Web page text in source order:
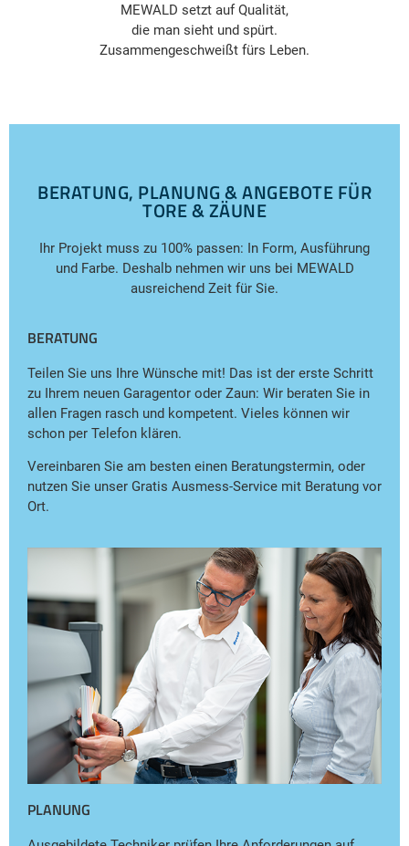
MEWALD setzt auf Qualität,
die man sieht und spürt.
Zusammengeschweißt fürs Leben.
BERATUNG, PLANUNG & ANGEBOTE FÜR
TORE & ZÄUNE
Ihr Projekt muss zu 100% passen: In Form, Ausführung
und Farbe. Deshalb nehmen wir uns bei MEWALD
ausreichend Zeit für Sie.
BERATUNG
Teilen Sie uns Ihre Wünsche mit! Das ist der erste Schritt
zu Ihrem neuen Garagentor oder Zaun: Wir beraten Sie in
allen Fragen rasch und kompetent. Vieles können wir
schon per Telefon klären.
Vereinbaren Sie am besten einen Beratungstermin, oder
nutzen Sie unser Gratis Ausmess-Service mit Beratung vor
Ort.
PLANUNG